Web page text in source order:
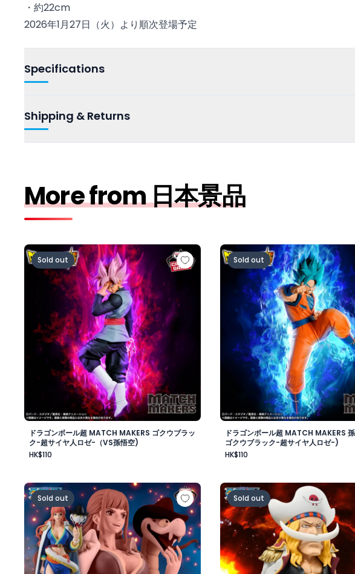
・約22cm
2026年1月27日（火）より順次登場予定
Specifications
Shipping & Returns
More from 日本景品
ドラゴンボール超 MATCH MAKERS ゴクウブラック-超サイヤ人ロゼ-（VS
Sold out
ドラゴンボール超 MATCH MAKERS ゴクウブラッ
ク-超サイヤ人ロゼ-（VS孫悟空)
HK$110
ドラゴンボール超 MATCH
Sold out
ドラゴンボール超 MATCH MAKERS
ゴクウブラック-超サイヤ人ロゼ-)
HK$110
ワンピース BATTLE RECORD COLLECTION-GLORIOSA-
Sold out
ワンピース メガワールドコ
Sold out